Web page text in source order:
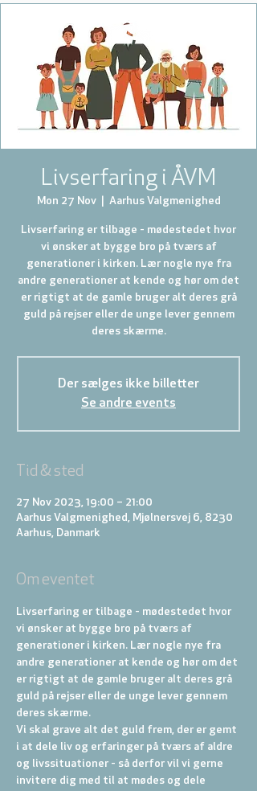
Livserfaring i ÅVM
Mon 27 Nov
  |
Aarhus Valgmenighed
Livserfaring er tilbage - mødestedet hvor
vi ønsker at bygge bro på tværs af
generationer i kirken. Lær nogle nye fra
andre generationer at kende og hør om det
er rigtigt at de gamle bruger alt deres grå
guld på rejser eller de unge lever gennem
deres skærme.
Der sælges ikke billetter
Se andre events
Tid & sted
27 Nov 2023, 19:00 – 21:00
Aarhus Valgmenighed, Mjølnersvej 6, 8230
Aarhus, Danmark
Om eventet
Livserfaring er tilbage - mødestedet hvor
vi ønsker at bygge bro på tværs af
generationer i kirken. Lær nogle nye fra
andre generationer at kende og hør om det
er rigtigt at de gamle bruger alt deres grå
guld på rejser eller de unge lever gennem
deres skærme.
Vi skal grave alt det guld frem, der er gemt
i at dele liv og erfaringer på tværs af aldre
og livssituationer - så derfor vil vi gerne
invitere dig med til at mødes og dele